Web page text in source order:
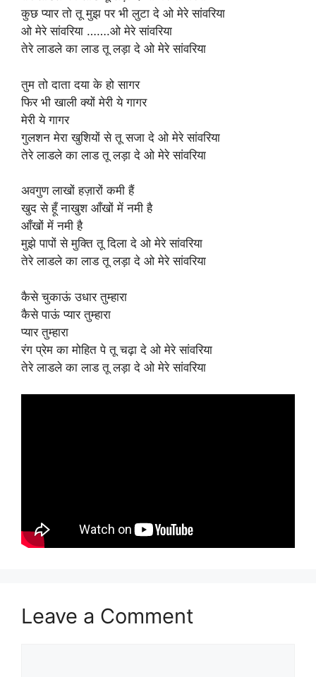
कुछ प्यार तो तू मुझ पर भी लुटा दे ओ मेरे सांवरिया
ओ मेरे सांवरिया …….ओ मेरे सांवरिया
तेरे लाडले का लाड तू लड़ा दे ओ मेरे सांवरिया
तुम तो दाता दया के हो सागर
फिर भी खाली क्यों मेरी ये गागर
मेरी ये गागर
गुलशन मेरा खुशियों से तू सजा दे ओ मेरे सांवरिया
तेरे लाडले का लाड तू लड़ा दे ओ मेरे सांवरिया
अवगुण लाखों हज़ारों कमी हैं
खुद से हूँ नाखुश आँखों में नमी है
आँखों में नमी है
मुझे पापों से मुक्ति तू दिला दे ओ मेरे सांवरिया
तेरे लाडले का लाड तू लड़ा दे ओ मेरे सांवरिया
कैसे चुकाऊं उधार तुम्हारा
कैसे पाऊं प्यार तुम्हारा
प्यार तुम्हारा
रंग प्रेम का मोहित पे तू चढ़ा दे ओ मेरे सांवरिया
तेरे लाडले का लाड तू लड़ा दे ओ मेरे सांवरिया
Leave a Comment